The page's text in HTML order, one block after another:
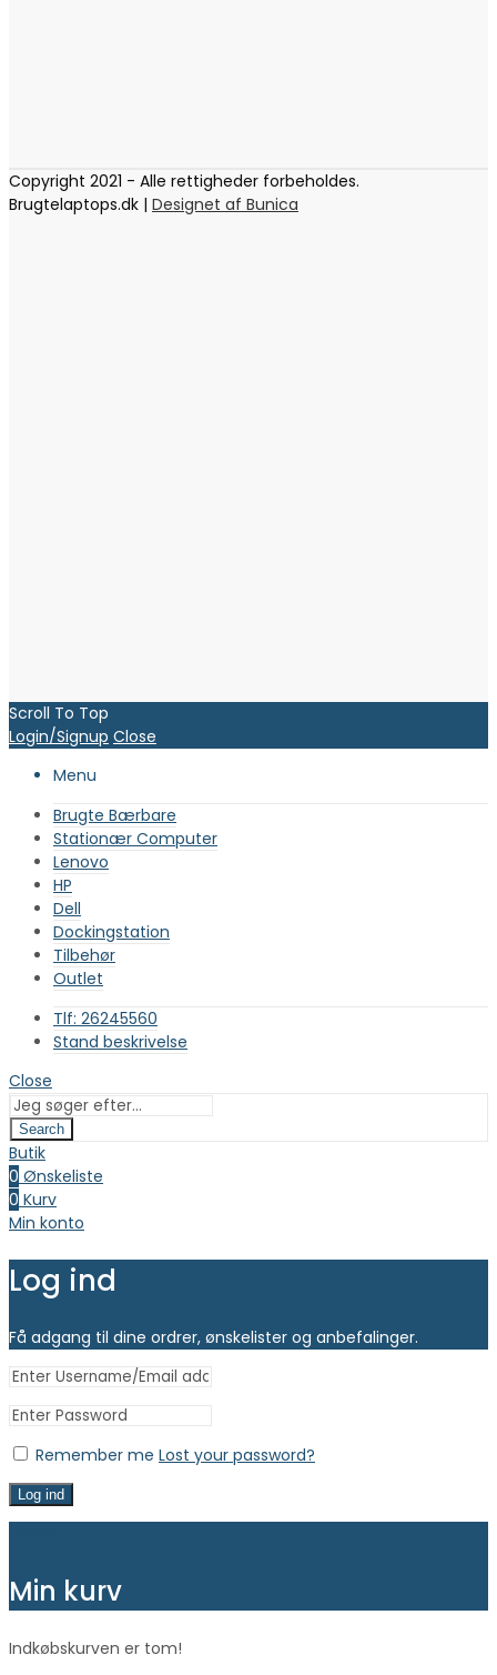
Copyright 2021 - Alle rettigheder forbeholdes.
Brugtelaptops.dk | Designet af Bunica
Scroll To Top
Login/Signup Close
Menu
Brugte Bærbare
Stationær Computer
Lenovo
HP
Dell
Dockingstation
Tilbehør
Outlet
Tlf: 26245560
Stand beskrivelse
Close
Search
Butik
0 Ønskeliste
0 Kurv
Min konto
Log ind
Få adgang til dine ordrer, ønskelister og anbefalinger.
Remember me Lost your password?
Log ind
Min kurv
Indkøbskurven er tom!